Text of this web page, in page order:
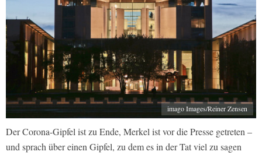
imago Images/Reiner Zensen
Der Corona-Gipfel ist zu Ende, Merkel ist vor die Presse getreten –
und sprach über einen Gipfel, zu dem es in der Tat viel zu sagen